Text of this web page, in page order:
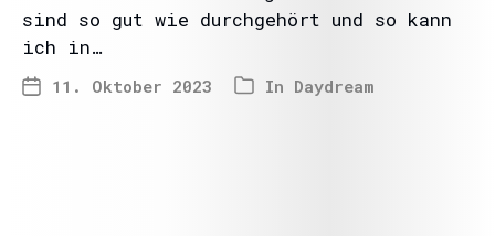
sind so gut wie durchgehört und so kann
ich in…
11. Oktober 2023 In Daydream